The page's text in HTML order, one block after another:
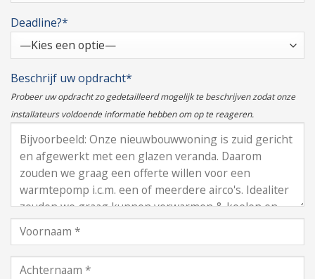
Deadline?*
Beschrijf uw opdracht*
Probeer uw opdracht zo gedetailleerd mogelijk te beschrijven zodat onze
installateurs voldoende informatie hebben om op te reageren.